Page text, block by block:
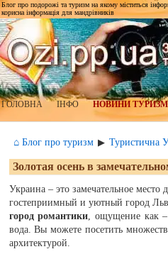
Блог про подорожі та туризм на якому міститься
корисна інформація для мандрівників
ГОЛОВНА ІНФО НОВИНИ
⌂ Блог про туризм ▶ Туристична
Золотая осень в
Украина – это замечательное место
гостеприимный и уютный город
город романтики, ощущение как –
вода. Вы можете посетить
архитектурой.